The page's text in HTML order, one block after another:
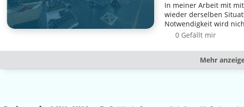
In meiner Arbeit mit
wieder derselben
Notwendigkeit wird
0 Gefällt mir
Mehr